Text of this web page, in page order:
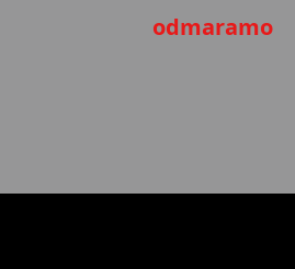
odmaramo